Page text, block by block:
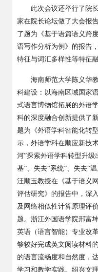
此次会议还举行了院
家在院长论坛做了大会报
了题为《基于语篇语义跨
语写作分析为例》的报告
特征与词汇多样性等特征
海南师范大学陈义华
科建设：以海南区域国家
式语言博物馆拓展的外语
科的深度融合创新提供了
题为《外语学科智能化转
示，外语学科在顺应新技
河”探索外语学科转型升级
基”、失去“系统”、失去“
汪顺玉教授在《基于语义
评估研究》的报告中，深
及网络相似性计算原理评
题。浙江外国语学院邢富
英语（语言智能）专业改
够较好完成英文阅读材料
的语言流畅度和自然度，
学习和教学实践。绍兴文